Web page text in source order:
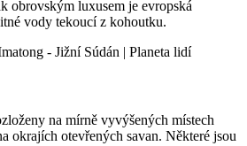
obrovským luxusem je evropská
vody tekoucí z kohoutku.
na mírně vyvýšených místech
okrajích otevřených savan. Některé jsou